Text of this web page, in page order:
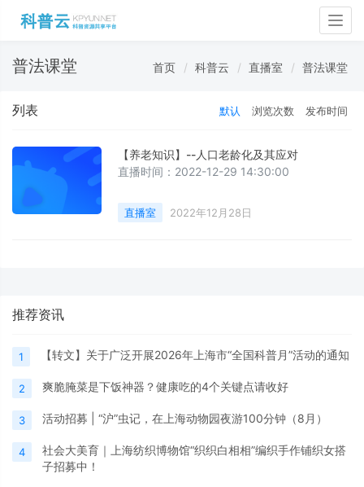
普法课堂 首页 科普云 直播室 普法课堂
列表 默认 浏览次数 发布时间
【养老知识】--人口老龄化及其应对
直播时间：2022-12-29 14:30:00
直播室 2022年12月28日
推荐资讯
1 【转文】关于广泛开展2026年上海市“全国科普月”活动的通知
2 爽脆腌菜是下饭神器？健康吃的4个关键点请收好
3 活动招募 | “沪”虫记，在上海动物园夜游100分钟（8月）
4
社会大美育｜上海纺织博物馆“织织白相相”编织手作铺织女搭
子招募中！